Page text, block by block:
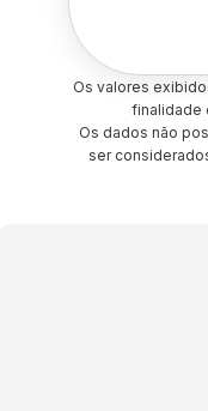
Os valores
finalidade
Os dados não
ser